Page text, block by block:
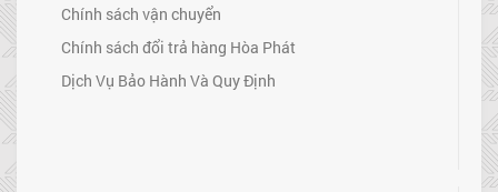
Chính sách vận chuyển
Chính sách đổi trả hàng Hòa Phát
Dịch Vụ Bảo Hành Và Quy Định